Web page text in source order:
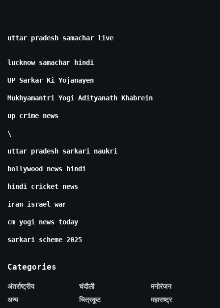
uttar pradesh samachar live
lucknow samachar hindi
UP Sarkar Ki Yojanayen
Mukhyamantri Yogi Adityanath Khabrein
up crime news
\
uttar pradesh sarkari naukri
bollywood news hindi
hindi cricket news
iran israel war
cm yogi news today
sarkari scheme 2025
Categories
अंतर्राष्ट्रीय
अन्य
चंदौली
चित्रकूट
मनोरंजन
महाराष्ट्र